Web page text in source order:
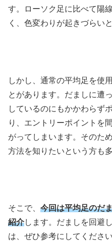
す。ローソク足に比べて陽
く、色変わりが起きづらい
しかし、通常の平均足を使
とがあります。だましに遭
しているのにもかかわらず
り、エントリーポイントを
がってしまいます。そのた
方法を知りたいという方も
そこで、 今回は平均足のだ
紹介します。だましを回避
は、ぜひ参考にしてください